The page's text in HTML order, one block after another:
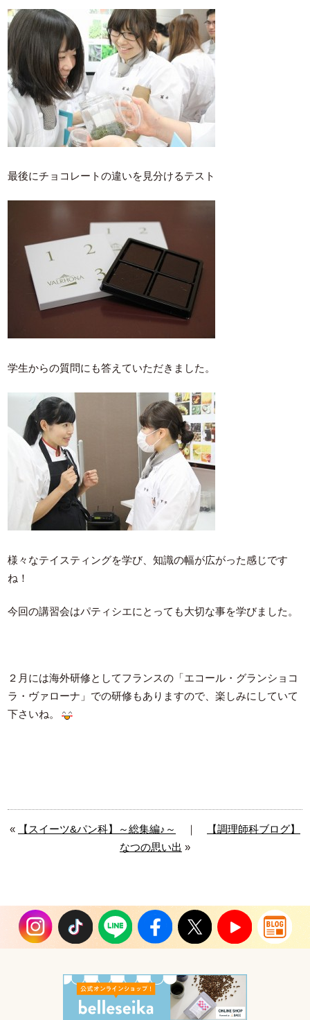
最後にチョコレートの違いを見分けるテスト
学生からの質問にも答えていただきました。
様々なテイスティングを学び、知識の幅が広がった感じです
ね！
今回の講習会はパティシエにとっても大切な事を学びました。
２月には海外研修としてフランスの「エコール・グランショコ
ラ・ヴァローナ」での研修もありますので、楽しみにしていて
下さいね。
« 【スイーツ&パン科】～総集編♪～
【調理師科ブログ】
なつの思い出 »